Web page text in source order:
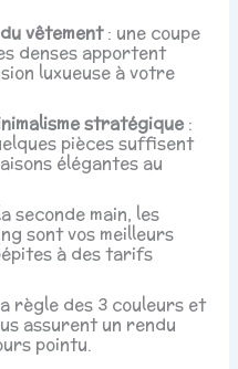
vêtement: une coupe
denses apportent
luxueuse à votre
stratégique:
pièces suffisent
élégantes au
seconde main, les
sont vos meilleurs
à des tarifs
règle des 3 couleurs et
assurent un rendu
pointu.